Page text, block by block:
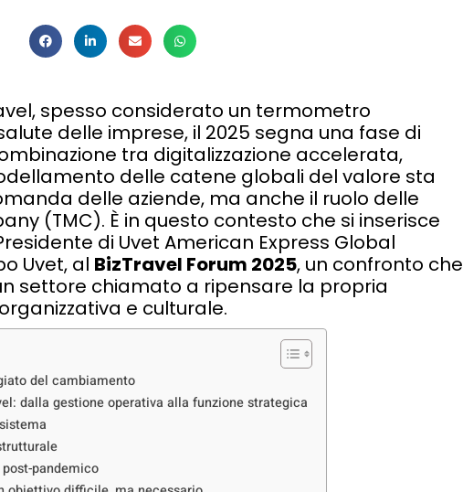
spesso considerato un termometro
delle imprese, il 2025 segna una fase di
tra digitalizzazione accelerata,
delle catene globali del valore sta
delle aziende, ma anche il ruolo delle
(TMC). È in questo contesto che si inserisce
di Uvet American Express Global
Uvet, al BizTravel Forum 2025, un confronto che
settore chiamato a ripensare la propria
e culturale.
del cambiamento
dalla gestione operativa alla funzione strategica
pandemico